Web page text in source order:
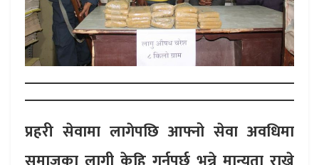
प्रहरी सेवामा लागेपछि आफ्नो सेवा अवधिमा